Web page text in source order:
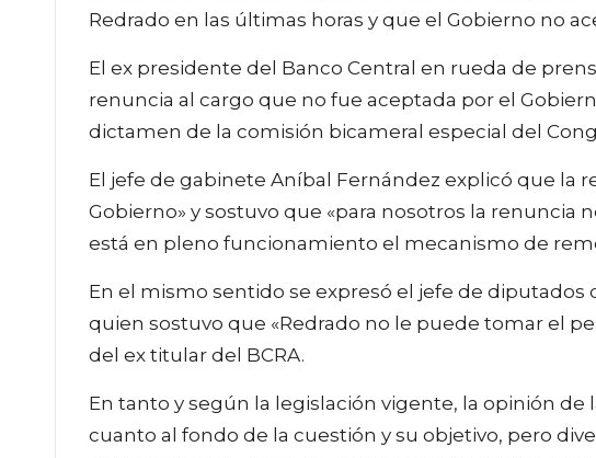
Redrado en las últimas horas y que el Gobierno no
El ex presidente del Banco Central en rueda de
renuncia al cargo que no fue aceptada por el
dictamen de la comisión bicameral especial del
El jefe de gabinete Aníbal Fernández explicó que la
Gobierno» y sostuvo que «para nosotros la renuncia
está en pleno funcionamiento el mecanismo de
En el mismo sentido se expresó el jefe de diputados
quien sostuvo que «Redrado no le puede tomar el
del ex titular del BCRA.
En tanto y según la legislación vigente, la opinión
cuanto al fondo de la cuestión y su objetivo, pero